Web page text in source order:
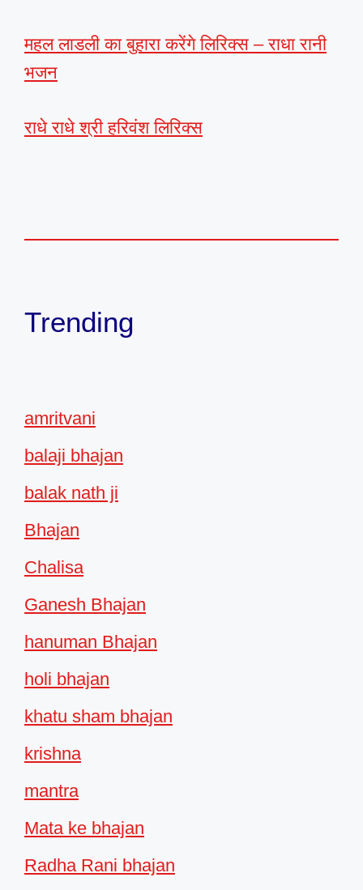
महल लाडली का बुहारा करेंगे लिरिक्स – राधा रानी
भजन
राधे राधे श्री हरिवंश लिरिक्स
Trending
amritvani
balaji bhajan
balak nath ji
Bhajan
Chalisa
Ganesh Bhajan
hanuman Bhajan
holi bhajan
khatu sham bhajan
krishna
mantra
Mata ke bhajan
Radha Rani bhajan